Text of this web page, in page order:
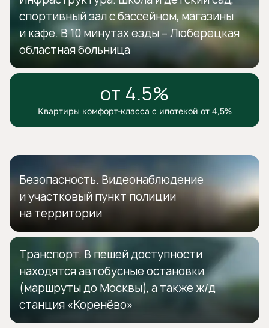
спортивный зал с бассейном, магазины
и кафе. В 10 минутах езды – Люберецкая
областная больница
от 4.5%
Квартиры комфорт-класса с ипотекой от 4,5%
Безопасность. Видеонаблюдение
и участковый пункт полиции
на территории
Транспорт. В пешей доступности
находятся автобусные остановки
(маршруты до Москвы), а также ж/д
станция «Коренёво»